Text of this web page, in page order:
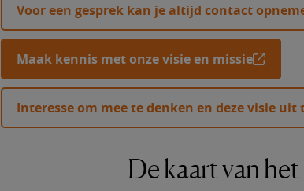
Info
Info
Voor een gesprek kan je altijd contact
Maak kennis met onze visie en missie
Interesse om mee te denken en deze visie
De kaart van